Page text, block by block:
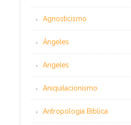
Agnosticismo
Ángeles
Angeles
Aniquilacionismo
Antropología Bíblica